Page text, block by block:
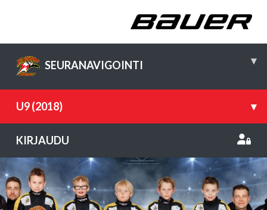
SEURANAVIGOINTI ▾
U9 (2018) ▾
KIRJAUDU